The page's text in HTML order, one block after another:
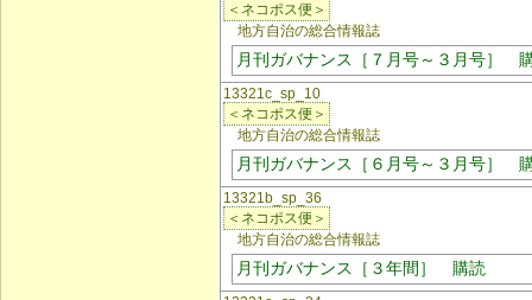
＜ネコポス便＞
地方自治の総合情報誌
月刊ガバナンス［７月号～３月号］
13321c_sp_10
＜ネコポス便＞
地方自治の総合情報誌
月刊ガバナンス［６月号～３月号］
13321b_sp_36
＜ネコポス便＞
地方自治の総合情報誌
月刊ガバナンス［３年間］ 購読